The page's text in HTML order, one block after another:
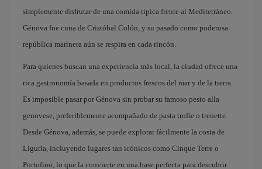
simplemente disfrutar de una comida típica frente al Mediterráneo.
Génova fue cuna de Cristóbal Colón, y su pasado como poderosa
república marinera aún se respira en cada rincón.
Para quienes buscan una experiencia más local, la ciudad ofrece una
rica gastronomía basada en productos frescos del mar y de la tierra.
Es imposible pasar por Génova sin probar su famoso pesto alla
genovese, preferiblemente acompañado de pasta trofie o trenette.
Desde Génova, además, se puede explorar fácilmente la costa de
Liguria, incluyendo lugares tan icónicos como Cinque Terre o
Portofino, lo que la convierte en una base perfecta para descubrir